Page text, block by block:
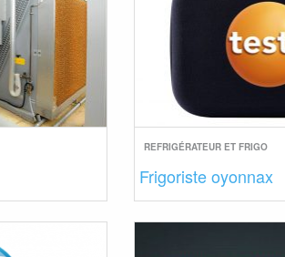
REFRIGÉRATEUR ET FRIGO
Frigoriste oyonnax